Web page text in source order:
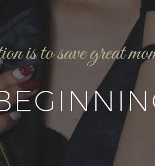
is to save great